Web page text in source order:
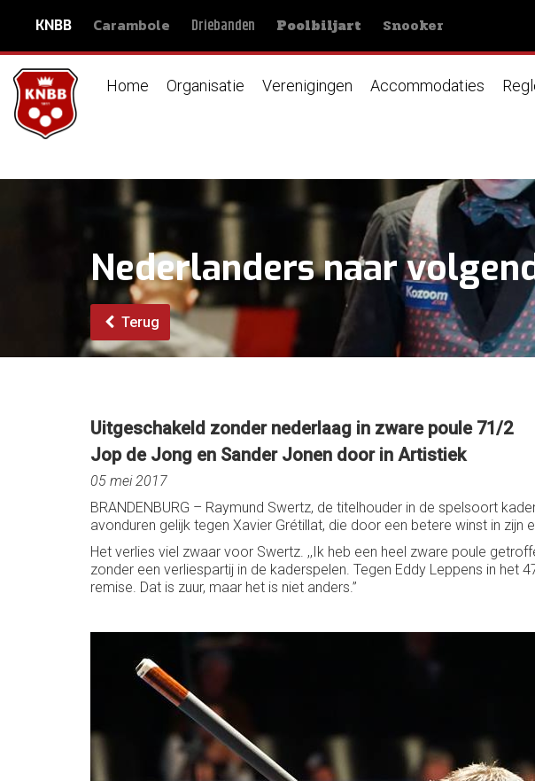
KNBB Carambole Driebanden Poolbiljart Snooker
Home Organisatie Verenigingen Accommodaties
Nederlanders naar
Terug
Uitgeschakeld zonder nederlaag in zware poule 71/2
Jop de Jong en Sander Jonen door in Artistiek
05 mei 2017
BRANDENBURG – Raymund Swertz, de titelhouder in de spelsoort
avonduren gelijk tegen Xavier Grétillat, die door een betere winst in
Het verlies viel zwaar voor Swertz. ,,Ik heb een heel zware poule
zonder een verliespartij in de kaderspelen. Tegen Eddy Leppens in het
remise. Dat is zuur, maar het is niet anders.’’